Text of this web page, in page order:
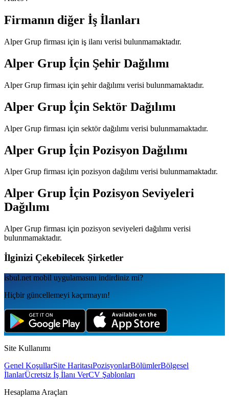
Firmanın diğer İş İlanları
Alper Grup firması için iş ilanı verisi bulunmamaktadır.
Alper Grup İçin Şehir Dağılımı
Alper Grup firması için şehir dağılımı verisi bulunmamaktadır.
Alper Grup İçin Sektör Dağılımı
Alper Grup firması için sektör dağılımı verisi bulunmamaktadır.
Alper Grup İçin Pozisyon Dağılımı
Alper Grup firması için pozisyon dağılımı verisi bulunmamaktadır.
Alper Grup İçin Pozisyon Seviyeleri
Dağılımı
Alper Grup firması için pozisyon seviyeleri dağılımı verisi
bulunmamaktadır.
İlginizi Çekebilecek Şirketler
isbul.net mobil uygulamаsını indirdiniz mi?
Hiçbir güncellemeyi kaçırmayın!
Site Kullanımı
Genel KoşullarSite HaritasıPozisyonlarBölümlerBölgesel
İlanlarÜcretsiz İş İlanı VerCV Şablonları
Hesaplama Araçları